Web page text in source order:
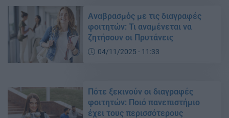
Αναβρασμός με τις διαγραφές
φοιτητών: Τι αναμένεται να
ζητήσουν οι Πρυτάνεις
04/11/2025 - 11:33
Πότε ξεκινούν οι διαγραφές
φοιτητών: Ποιό πανεπιστήμιο
έχει τους περισσότερους